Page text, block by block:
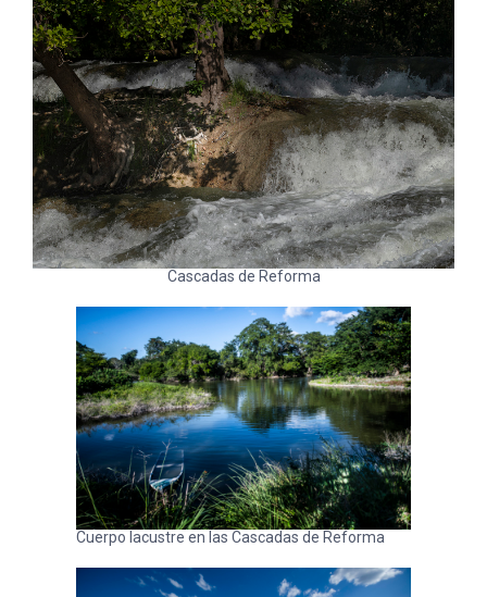
Cascadas de Reforma
Cuerpo lacustre en las Cascadas de Reforma